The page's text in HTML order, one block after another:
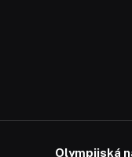
Olympijská